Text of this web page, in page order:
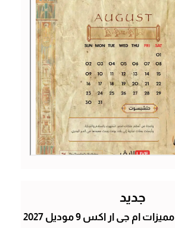
جديد
مميزات ام جى ار اكس 9 موديل 2027